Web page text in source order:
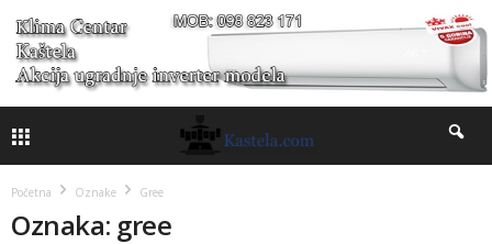
Početna Oznake Gree
Oznaka: gree